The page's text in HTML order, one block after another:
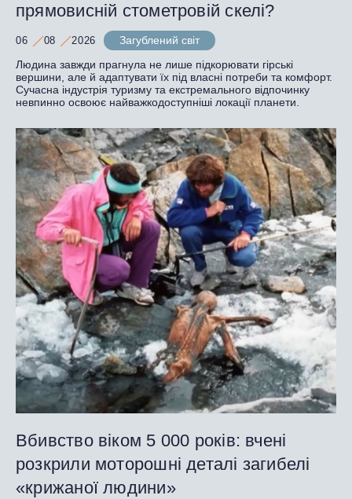
прямовисній стометровій скелі?
06 08 2026
Загублений світ
Людина завжди прагнула не лише підкорювати гірські
вершини, але й адаптувати їх під власні потреби та комфорт.
Сучасна індустрія туризму та екстремального відпочинку
невпинно освоює найважкодоступніші локації планети.
Вбивство віком 5 000 років: вчені
розкрили моторошні деталі загибелі
«крижаної людини»